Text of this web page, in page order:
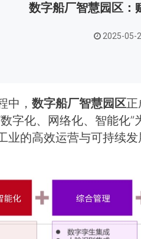
数字船厂智慧园区：
2025-05-
中， 数字船厂智慧园区
字化、网络化、智能化
的高效运营与可持续发